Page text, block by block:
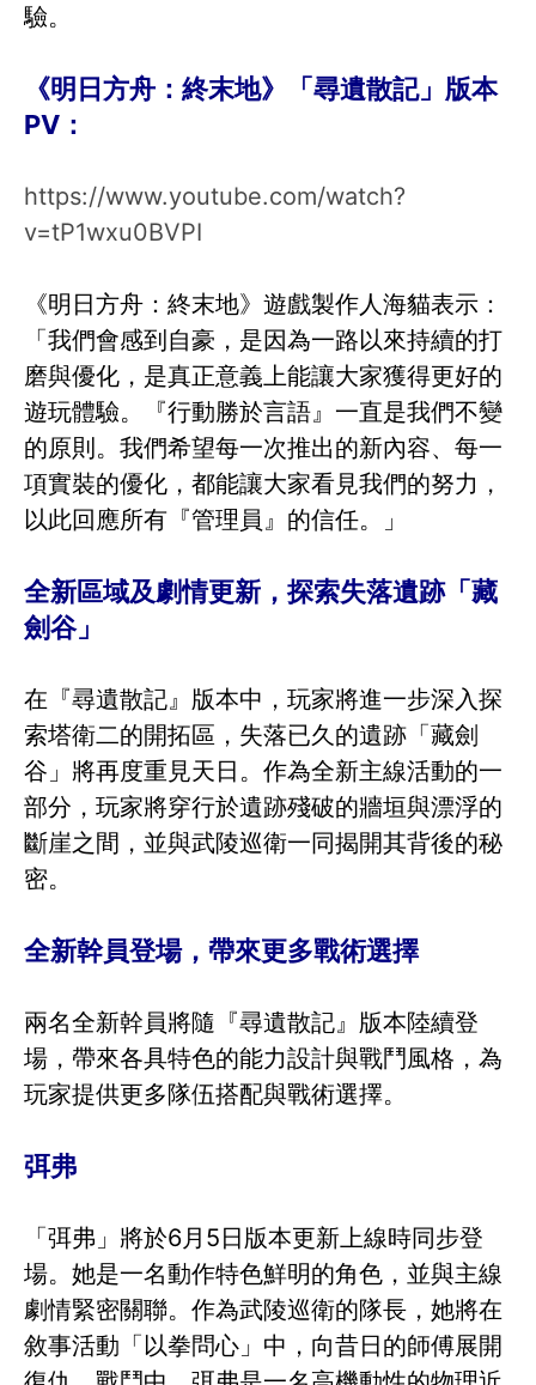
驗。
《明日方舟：終末地》「尋遺散記」版本
PV：
https://www.youtube.com/watch?
v=tP1wxu0BVPI
《明日方舟：終末地》遊戲製作人海貓表示：
「我們會感到自豪，是因為一路以來持續的打
磨與優化，是真正意義上能讓大家獲得更好的
遊玩體驗。『行動勝於言語』一直是我們不變
的原則。我們希望每一次推出的新內容、每一
項實裝的優化，都能讓大家看見我們的努力，
以此回應所有『管理員』的信任。」
全新區域及劇情更新，探索失落遺跡「藏
劍谷」
在『尋遺散記』版本中，玩家將進一步深入探
索塔衛二的開拓區，失落已久的遺跡「藏劍
谷」將再度重見天日。作為全新主線活動的一
部分，玩家將穿行於遺跡殘破的牆垣與漂浮的
斷崖之間，並與武陵巡衛一同揭開其背後的秘
密。
全新幹員登場，帶來更多戰術選擇
兩名全新幹員將隨『尋遺散記』版本陸續登
場，帶來各具特色的能力設計與戰鬥風格，為
玩家提供更多隊伍搭配與戰術選擇。
弭弗
「弭弗」將於6月5日版本更新上線時同步登
場。她是一名動作特色鮮明的角色，並與主線
劇情緊密關聯。作為武陵巡衛的隊長，她將在
敘事活動「以拳問心」中，向昔日的師傅展開